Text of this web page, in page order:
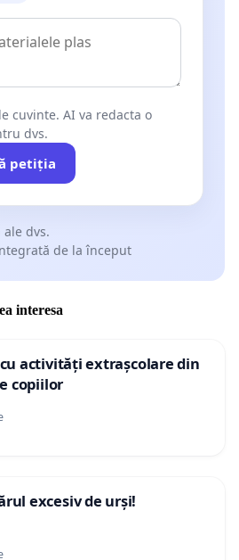
cuvinte. AI va redacta o
dvs.
petiția
dvs.
de la început
interesa
activități extrașcolare din
copiilor
excesiv de urși!